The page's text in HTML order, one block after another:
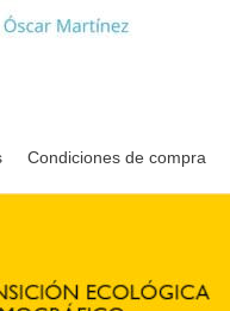
Condiciones de compra